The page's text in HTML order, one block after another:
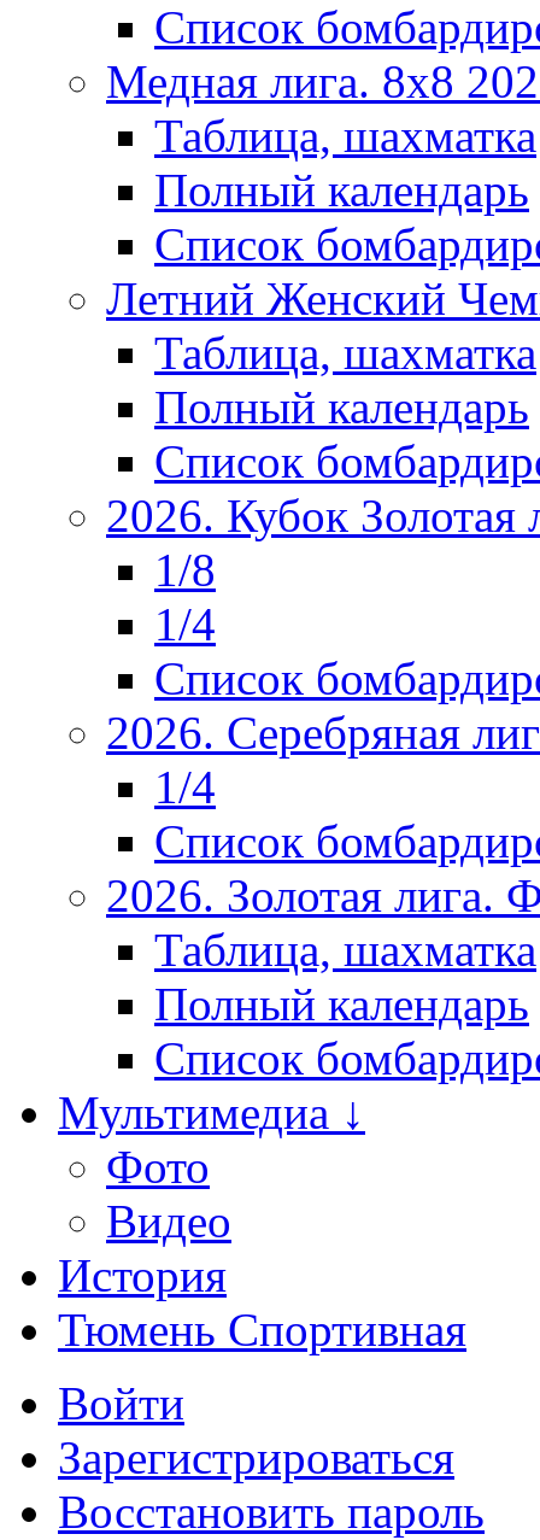
Список
Медная лига. 8x8
Таблица, шахматка
Полный календарь
Список
Летний Женский
Таблица, шахматка
Полный календарь
Список
2026. Кубок Золотая
1/8
1/4
Список
2026. Серебряная
1/4
Список
2026. Золотая
Таблица, шахматка
Полный календарь
Список
Мультимедиа ↓
Фото
Видео
История
Тюмень Спортивная
Войти
Зарегистрироваться
Восстановить пароль